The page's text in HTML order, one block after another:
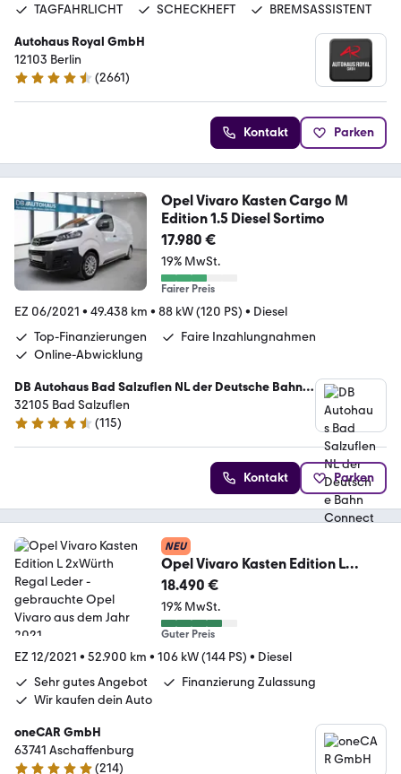
TAGFAHRLICHT
SCHECKHEFT BREMSASSISTENT
Autohaus Royal GmbH
12103 Berlin
4.6 Sterne
(2661)
Kontakt Parken
Opel Vivaro Kasten Cargo M
Edition 1.5 Diesel Sortimo
17.980 €
19% MwSt.
Fairer Preis
EZ 06/2021 • 49.438 km • 88 kW (120 PS) • Diesel
Top-Finanzierungen
Faire Inzahlungnahmen
Online-Abwicklung
DB Autohaus Bad Salzuflen NL der Deutsche Bahn
Connect GmbH
32105 Bad Salzuflen
4.7 Sterne
(115)
Kontakt Parken
NEU
Opel Vivaro Kasten Edition L
2xWürth Regal Leder
18.490 €
19% MwSt.
Guter Preis
EZ 12/2021 • 52.900 km • 106 kW (144 PS) • Diesel
Sehr gutes Angebot
Finanzierung Zulassung
Wir kaufen dein Auto
oneCAR GmbH
63741 Aschaffenburg
(214)